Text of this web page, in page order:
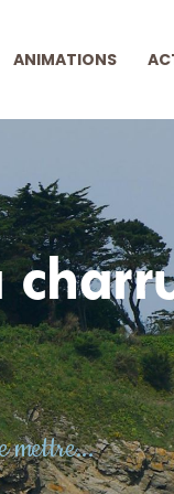
ANIMATIONS
mettre...